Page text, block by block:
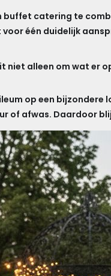
catering te
één duidelijk
niet alleen om wat er
op een
of afwas. Daardoor